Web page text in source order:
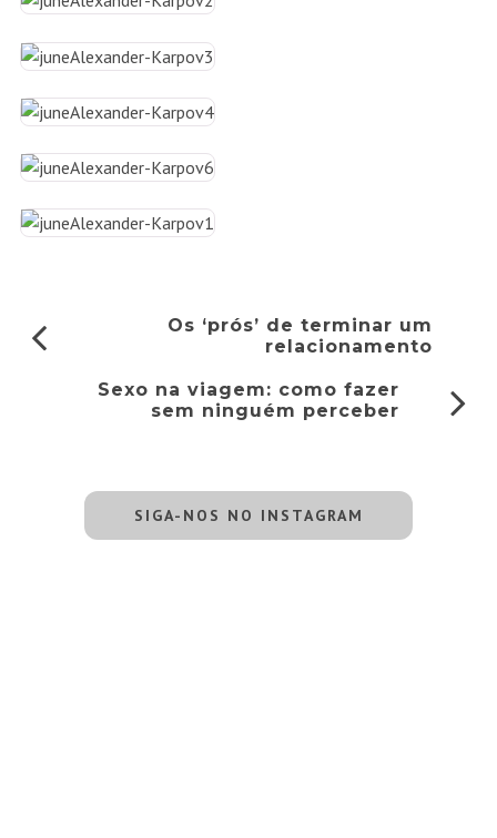
Os ‘prós’ de terminar um
relacionamento
Sexo na viagem: como fazer
sem ninguém perceber
SIGA-NOS NO INSTAGRAM